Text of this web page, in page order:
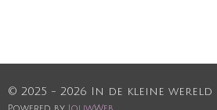
© 2025 - 2026 In de kleine wereld